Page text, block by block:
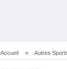
Accueil » Autres